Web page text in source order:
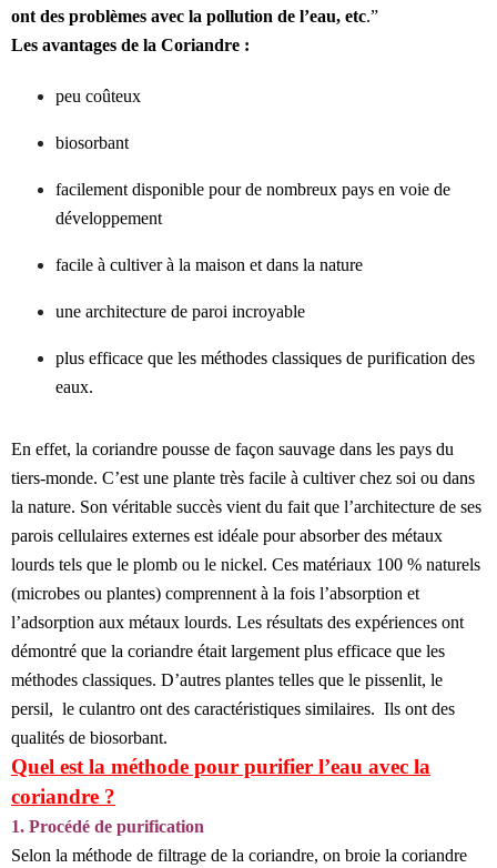
ont des problèmes avec la pollution de l’eau, etc.”
Les avantages de la Coriandre :
peu coûteux
biosorbant
facilement disponible pour de nombreux pays en voie de
développement
facile à cultiver à la maison et dans la nature
une architecture de paroi incroyable
plus efficace que les méthodes classiques de purification des
eaux.
En effet, la coriandre pousse de façon sauvage dans les pays du
tiers-monde. C’est une plante très facile à cultiver chez soi ou dans
la nature. Son véritable succès vient du fait que l’architecture de ses
parois cellulaires externes est idéale pour absorber des métaux
lourds tels que le plomb ou le nickel. Ces matériaux 100 % naturels
(microbes ou plantes) comprennent à la fois l’absorption et
l’adsorption aux métaux lourds. Les résultats des expériences ont
démontré que la coriandre était largement plus efficace que les
méthodes classiques. D’autres plantes telles que le pissenlit, le
persil, le culantro ont des caractéristiques similaires. Ils ont des
qualités de biosorbant.
Quel est la méthode pour purifier l’eau avec la
coriandre ?
1. Procédé de purification
Selon la méthode de filtrage de la coriandre, on broie la coriandre